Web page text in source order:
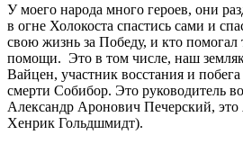
У моего народа много героев, они
в огне Холокоста спастись сами и
свою жизнь за Победу, и кто помогал
помощи. Это в том числе, наш
Вайцен, участник восстания и
смерти Собибор. Это руководитель
Александр Аронович Печерский,
Хенрик Гольдшмидт).